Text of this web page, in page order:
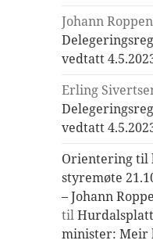
Johann Roppen
vedtatt
Erling
vedtatt
Orientering til
styremøte
– Johann
til
minister: Meir